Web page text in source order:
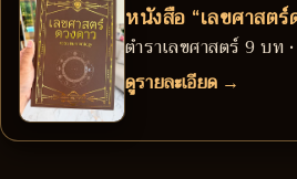
หนังสือ “เลขศาสตร์
ตำราเลขศาสตร์ 9 บท
ดูรายละเอียด →